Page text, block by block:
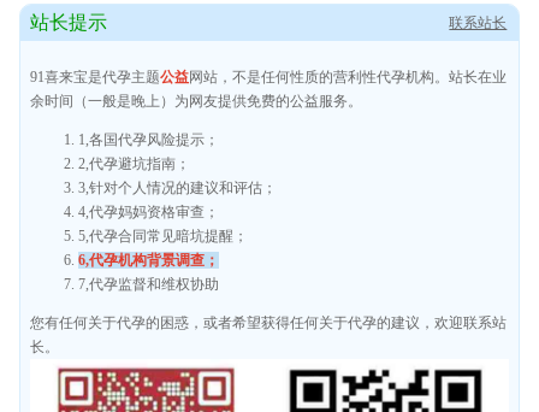
站长提示
91喜来宝是代孕主题公益网站，不是任何性质的营利性代孕机构。站长在业
余时间（一般是晚上）为网友提供免费的公益服务。
1,各国代孕风险提示；
2,代孕避坑指南；
3,针对个人情况的建议和评估；
4,代孕妈妈资格审查；
5,代孕合同常见暗坑提醒；
6,代孕机构背景调查；
7,代孕监督和维权协助
您有任何关于代孕的困惑，或者希望获得任何关于代孕的建议，欢迎联系站
长。
联系站长